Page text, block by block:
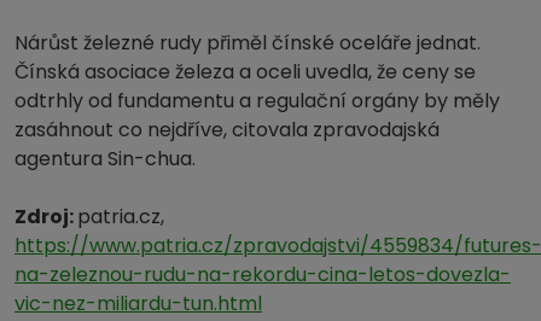
Nárůst železné rudy přiměl čínské oceláře jednat.
Čínská asociace železa a oceli uvedla, že ceny se
odtrhly od fundamentu a regulační orgány by měly
zasáhnout co nejdříve, citovala zpravodajská
agentura Sin-chua.
Zdroj:patria.cz,
https://www.patria.cz/zpravodajstvi/4559834/futures-
na-zeleznou-rudu-na-rekordu-cina-letos-dovezla-
vic-nez-miliardu-tun.html